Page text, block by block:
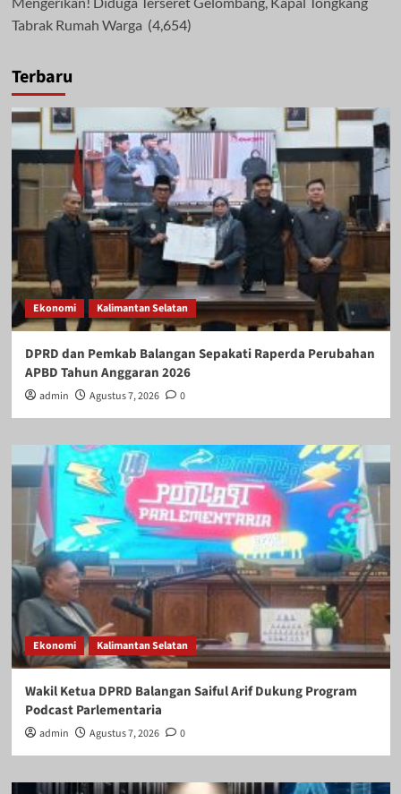
Tabrak Rumah Warga (4,654)
Terbaru
Ekonomi Kalimantan Selatan
DPRD dan Pemkab Balangan Sepakati Raperda Perubahan
APBD Tahun Anggaran 2026
admin Agustus 7, 2026 0
Ekonomi Kalimantan Selatan
Wakil Ketua DPRD Balangan Saiful Arif Dukung Program
Podcast Parlementaria
admin Agustus 7, 2026 0